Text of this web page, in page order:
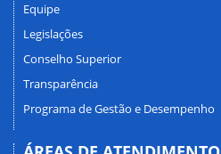
Equipe
Legislações
Conselho Superior
Transparência
Programa de Gestão e Desempenho